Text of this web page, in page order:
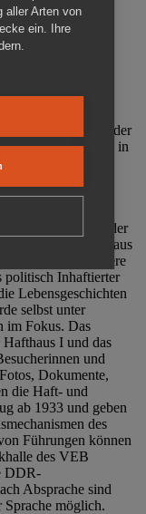
ist ein Ort
und
im Oktober
e. V. (MRZ), der
(1860-2002) in
Zuchthaus
steht die
während der
SED-Diktatur.
in der
Unrechts aus
Eine besondere
politisch Inhaftierter
Lebensgeschichten
selbst unter
im Fokus. Das
I und das
und
Dokumente,
die Haft- und
ab 1933 und geben
des
Führungen können
des VEB
DDR-
Absprache sind
Sprache möglich.
aller Arten von
ein. Ihre